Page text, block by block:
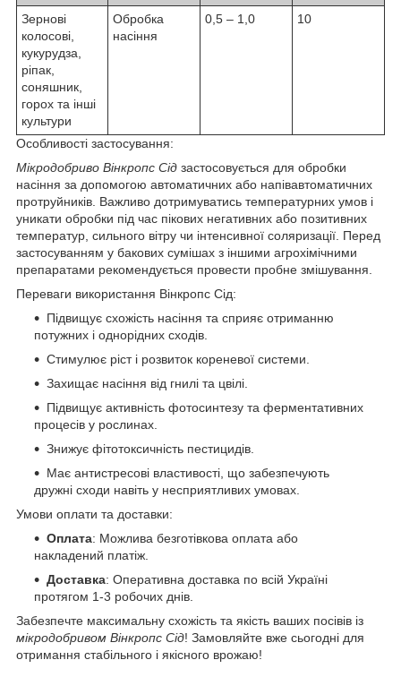
Зернові
колосові,
кукурудза,
ріпак,
соняшник,
горох та інші
культури
Обробка
насіння
0,5 – 1,0 10
Особливості застосування:
Мікродобриво Вінкропс Сід застосовується для обробки
насіння за допомогою автоматичних або напівавтоматичних
протруйників. Важливо дотримуватись температурних умов і
уникати обробки під час пікових негативних або позитивних
температур, сильного вітру чи інтенсивної соляризації. Перед
застосуванням у бакових сумішах з іншими агрохімічними
препаратами рекомендується провести пробне змішування.
Переваги використання Вінкропс Сід:
Підвищує схожість насіння та сприяє отриманню
потужних і однорідних сходів.
Стимулює ріст і розвиток кореневої системи.
Захищає насіння від гнилі та цвілі.
Підвищує активність фотосинтезу та ферментативних
процесів у рослинах.
Знижує фітотоксичність пестицидів.
Має антистресові властивості, що забезпечують
дружні сходи навіть у несприятливих умовах.
Умови оплати та доставки:
Оплата: Можлива безготівкова оплата або
накладений платіж.
Доставка: Оперативна доставка по всій Україні
протягом 1-3 робочих днів.
Забезпечте максимальну схожість та якість ваших посівів із
мікродобривом Вінкропс Сід! Замовляйте вже сьогодні для
отримання стабільного і якісного врожаю!